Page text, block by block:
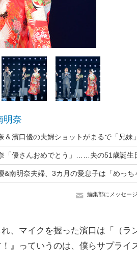
明奈
編集部にメッセー
、マイクを握った濱口は「（ラ
』っていうのは、僕らサプライ